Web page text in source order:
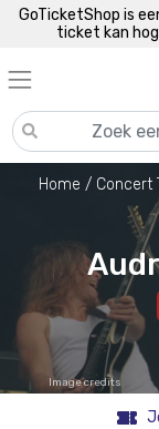
GoTicketShop is
ticket kan
Home Concert
Image credits